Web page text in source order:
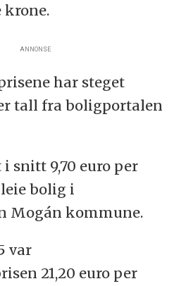
krone.
ANNONSE
har steget
tall fra boligportalen
i snitt 9,70 euro per
bolig i
Mogán kommune.
var
21,20 euro per